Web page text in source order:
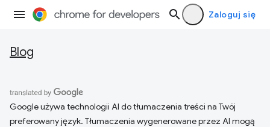
Zaloguj się
Blog
Google używa technologii AI do tłumaczenia treści na Twój
preferowany język. Tłumaczenia wygenerowane przez AI mogą